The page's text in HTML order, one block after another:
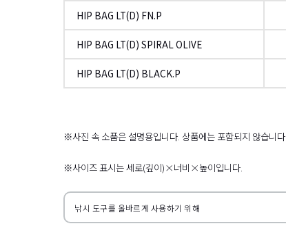
HIP BAG LT(D) FN.P
HIP BAG LT(D) SPIRAL OLIVE
HIP BAG LT(D) BLACK.P
※사진 속 소품은 설명용입니다. 상품에는 포함되지 않습니다.
※사이즈 표시는 세로(깊이)×너비×높이입니다.
낚시 도구를 올바르게 사용하기 위해